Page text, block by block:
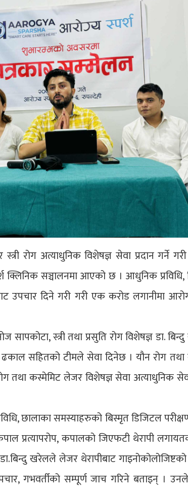
रोग अत्याधुनिक विशेषज्ञ सेवा प्रदान गर्ने
क्लिनिक सञ्चालनमा आएको छ । आधुनिक प्रविधि,
उपचार दिने गरी गरी एक करोड लगानीमा
सापकोटा, स्त्री तथा प्रसुति रोग विशेषज्ञ डा.
ढकाल सहितको टीमले सेवा दिनेछ । यौन रोग तथा
तथा कस्मेमिट लेजर विशेषज्ञ सेवा अत्याधुनिक
छालाका समस्याहरुको बिस्मृत डिजिटल
प्रत्यापरोप, कपालको जिएफटी थेरापी
खरेलले लेजर थेरापीबाट
गभवर्तीको सम्पूर्ण जाच गरिने बताइन् ।